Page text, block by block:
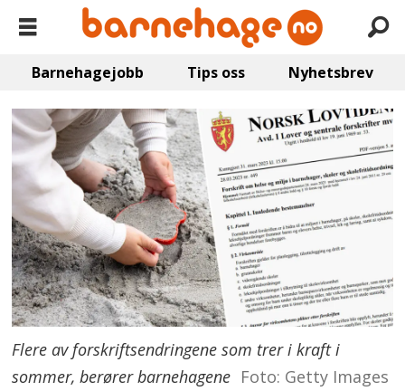
Barnehagejobb Tips oss Nyhetsbrev
Flere av forskriftsendringene som trer i kraft i
sommer, berører barnehagene Foto: Getty Images